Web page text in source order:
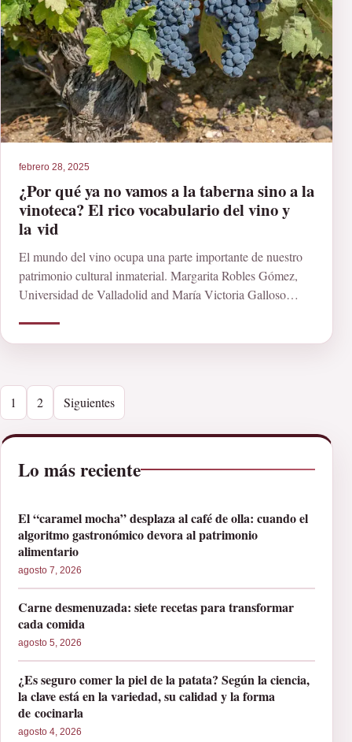
febrero 28, 2025
¿Por qué ya no vamos a la taberna sino a la
vinoteca? El rico vocabulario del vino y
la vid
El mundo del vino ocupa una parte importante de nuestro
patrimonio cultural inmaterial. Margarita Robles Gómez,
Universidad de Valladolid and María Victoria Galloso
1 2 Siguientes
Lo más reciente
El “caramel mocha” desplaza al café de olla: cuando el
algoritmo gastronómico devora al patrimonio
alimentario
agosto 7, 2026
Carne desmenuzada: siete recetas para transformar
cada comida
agosto 5, 2026
¿Es seguro comer la piel de la patata? Según la ciencia,
la clave está en la variedad, su calidad y la forma
de cocinarla
agosto 4, 2026